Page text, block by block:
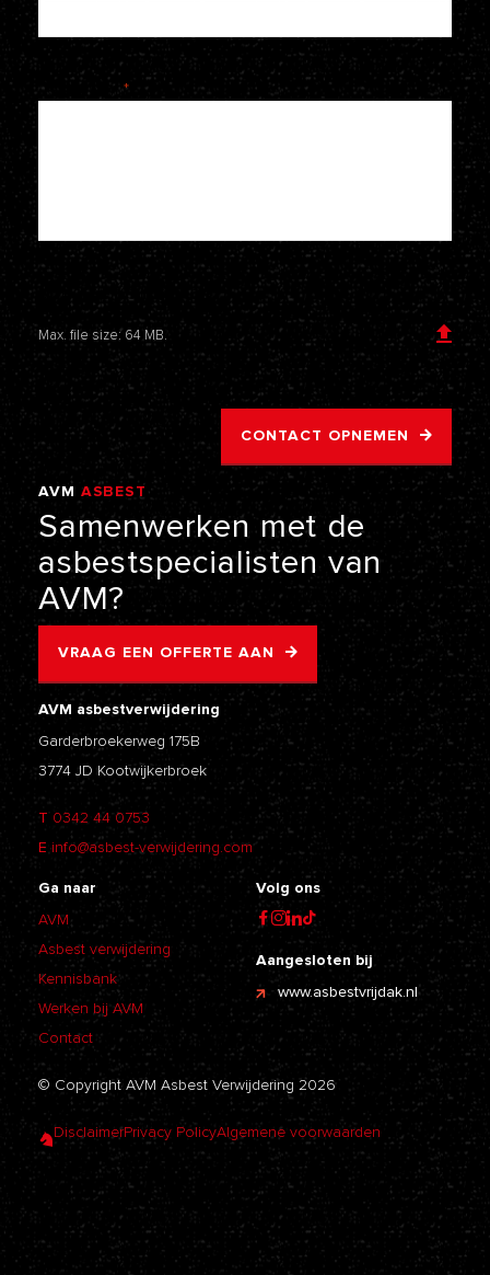
Je bericht *
Voeg een bijlage toe
Max. file size: 64 MB.
CONTACT OPNEMEN
AVM ASBEST
VERWIJDERING
Samenwerken met de
asbestspecialisten van
AVM?
VRAAG EEN OFFERTE AAN
AVM asbestverwijdering
Garderbroekerweg 175B
3774 JD Kootwijkerbroek
T 0342 44 0753
E info@asbest-verwijdering.com
Ga naar
AVM
Asbest verwijdering
Kennisbank
Werken bij AVM
Contact
Volg ons
Aangesloten bij
www.asbestvrijdak.nl
© Copyright AVM Asbest Verwijdering 2026
DisclaimerPrivacy PolicyAlgemene voorwaarden